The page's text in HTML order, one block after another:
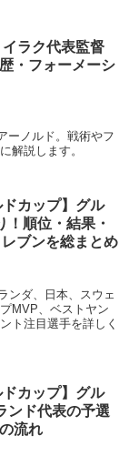
イラク代表監督
・フォーメーシ
ーノルド。戦術やフ
解説します。
ドカップ】グル
！順位・結果・
ブンを総まとめ
ンダ、日本、スウェ
MVP、ベストヤン
ト注目選手を詳しく
ドカップ】グル
ンド代表の予選
流れ